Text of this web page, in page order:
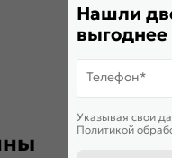
Нашли
выгоднее
Телефон*
Указывая свои
Политикой